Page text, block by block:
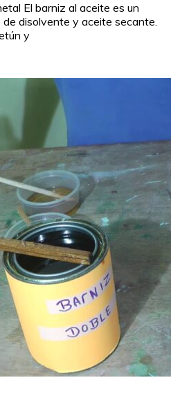
El barniz al aceite es un
disolvente y aceite secante.
y